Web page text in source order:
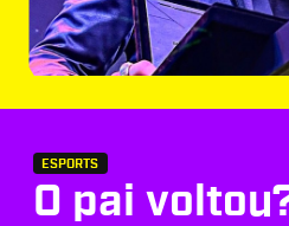
ESPORTS
O pai